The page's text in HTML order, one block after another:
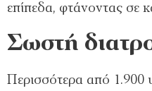
επίπεδα, φτάνοντας σε
Σωστή
Περισσότερα από